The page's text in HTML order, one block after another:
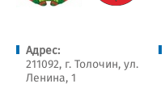
Адрес:
211092, г. Толочин, ул.
Ленина, 1